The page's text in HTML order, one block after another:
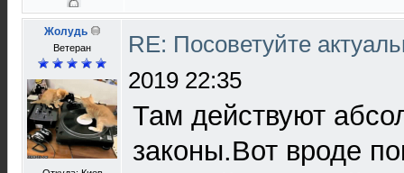
Жолудь
Ветеран
RE: Посоветуйте
2019 22:35
Там действуют
законы.Вот вроде